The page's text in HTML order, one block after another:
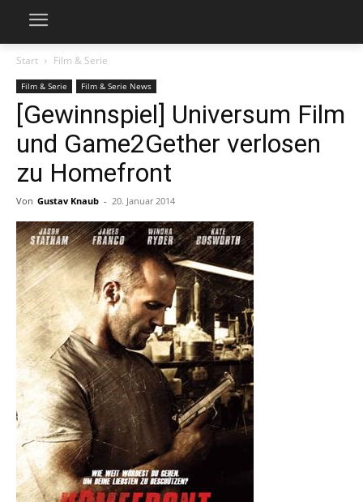
Start Film & Serie
Film & Serie Film & Serie News
[Gewinnspiel] Universum Film
und Game2Gether verlosen
zu Homefront
Von Gustav Knaub - 20. Januar 2014